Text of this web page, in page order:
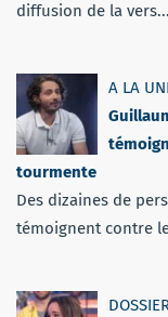
diffusion de la vers...
A LA
tourmente
Des dizaines de
témoignent contre